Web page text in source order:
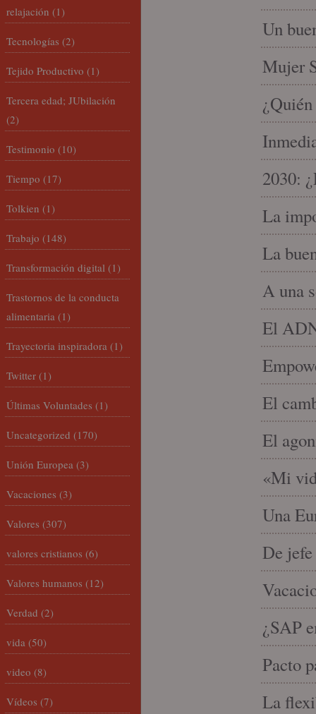
Un
Mujer
2030:
La
La
A una
El
El
El
«Mi
Una
De
¿SAP
Pacto
La
relajación (1)
Tecnologías (2)
Tejido Productivo (1)
Tercera edad; JUbilación
(2)
Testimonio (10)
Tiempo (17)
Tolkien (1)
Trabajo (148)
Transformación digital (1)
Trastornos de la conducta
alimentaria (1)
Trayectoria inspiradora (1)
Twitter (1)
Últimas Voluntades (1)
Uncategorized (170)
Unión Europea (3)
Vacaciones (3)
Valores (307)
valores cristianos (6)
Valores humanos (12)
Verdad (2)
vida (50)
video (8)
Vídeos (7)